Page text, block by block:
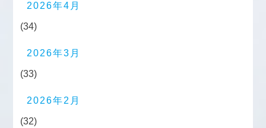
2026年4月
(34)
2026年3月
(33)
2026年2月
(32)